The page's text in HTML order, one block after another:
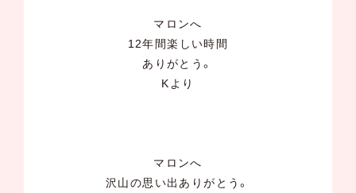
マロンへ
12年間楽しい時間
ありがとう。
Kより
マロンへ
沢山の思い出ありがとう。